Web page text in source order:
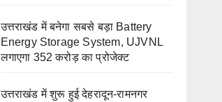
उत्तराखंड में बनेगा सबसे बड़ा Battery
Energy Storage System, UJVNL
लगाएगा 352 करोड़ का प्रोजेक्ट
उत्तराखंड में शुरू हुई देहरादून-रामनगर